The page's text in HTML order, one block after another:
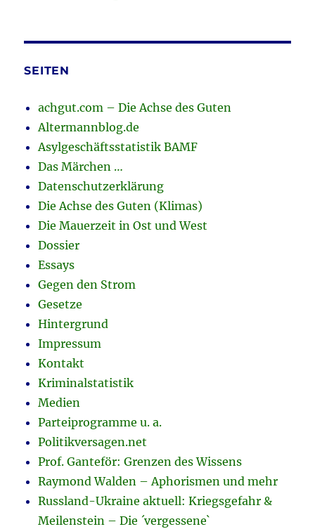
SEITEN
achgut.com – Die Achse des Guten
Altermannblog.de
Asylgeschäftsstatistik BAMF
Das Märchen …
Datenschutzerklärung
Die Achse des Guten (Klimas)
Die Mauerzeit in Ost und West
Dossier
Essays
Gegen den Strom
Gesetze
Hintergrund
Impressum
Kontakt
Kriminalstatistik
Medien
Parteiprogramme u. a.
Politikversagen.net
Prof. Ganteför: Grenzen des Wissens
Raymond Walden – Aphorismen und mehr
Russland-Ukraine aktuell: Kriegsgefahr &
Meilenstein – Die ´vergessene`